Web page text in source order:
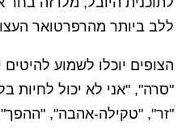
ללב ביותר מהרפרטואר
הצופים יוכלו לשמוע
"סרה", "אני לא יכול לחיות
"זר", "טקילה-אהבה",